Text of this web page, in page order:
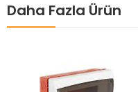
Daha Fazla Ürün